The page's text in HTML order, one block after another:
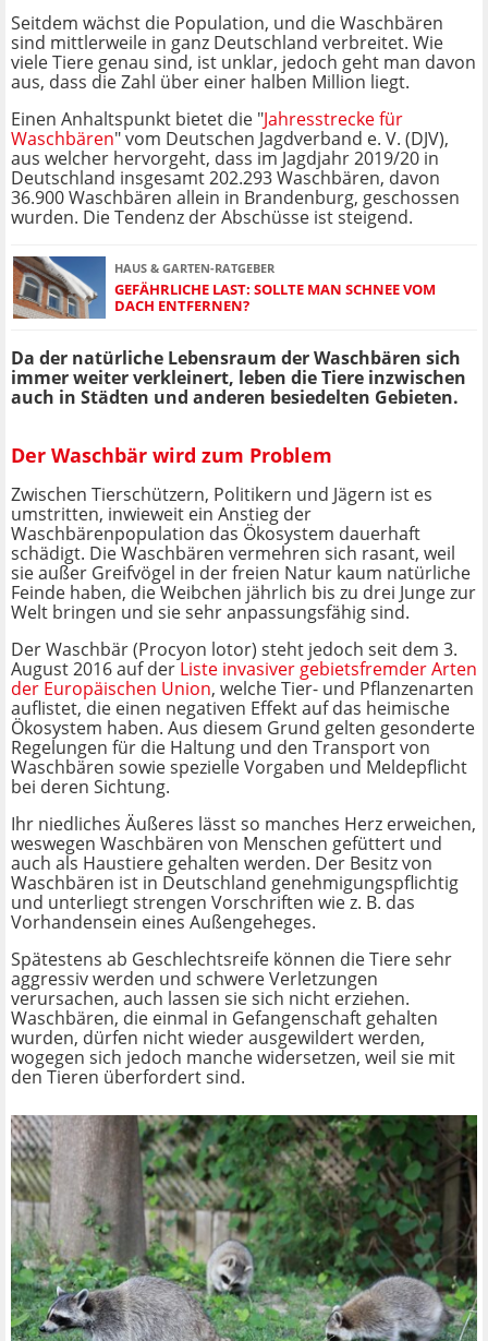
Seitdem wächst die Population, und die Waschbären
sind mittlerweile in ganz Deutschland verbreitet. Wie
viele Tiere genau sind, ist unklar, jedoch geht man davon
aus, dass die Zahl über einer halben Million liegt.
Einen Anhaltspunkt bietet die "Jahresstrecke für
Waschbären" vom Deutschen Jagdverband e. V. (DJV),
aus welcher hervorgeht, dass im Jagdjahr 2019/20 in
Deutschland insgesamt 202.293 Waschbären, davon
36.900 Waschbären allein in Brandenburg, geschossen
wurden. Die Tendenz der Abschüsse ist steigend.
HAUS & GARTEN-RATGEBER
GEFÄHRLICHE LAST: SOLLTE MAN SCHNEE VOM
DACH ENTFERNEN?
Da der natürliche Lebensraum der Waschbären sich
immer weiter verkleinert, leben die Tiere inzwischen
auch in Städten und anderen besiedelten Gebieten.
Der Waschbär wird zum Problem
Zwischen Tierschützern, Politikern und Jägern ist es
umstritten, inwieweit ein Anstieg der
Waschbärenpopulation das Ökosystem dauerhaft
schädigt. Die Waschbären vermehren sich rasant, weil
sie außer Greifvögel in der freien Natur kaum natürliche
Feinde haben, die Weibchen jährlich bis zu drei Junge zur
Welt bringen und sie sehr anpassungsfähig sind.
Der Waschbär (Procyon lotor) steht jedoch seit dem 3.
August 2016 auf der Liste invasiver gebietsfremder Arten
der Europäischen Union, welche Tier- und Pflanzenarten
auflistet, die einen negativen Effekt auf das heimische
Ökosystem haben. Aus diesem Grund gelten gesonderte
Regelungen für die Haltung und den Transport von
Waschbären sowie spezielle Vorgaben und Meldepflicht
bei deren Sichtung.
Ihr niedliches Äußeres lässt so manches Herz erweichen,
weswegen Waschbären von Menschen gefüttert und
auch als Haustiere gehalten werden. Der Besitz von
Waschbären ist in Deutschland genehmigungspflichtig
und unterliegt strengen Vorschriften wie z. B. das
Vorhandensein eines Außengeheges.
Spätestens ab Geschlechtsreife können die Tiere sehr
aggressiv werden und schwere Verletzungen
verursachen, auch lassen sie sich nicht erziehen.
Waschbären, die einmal in Gefangenschaft gehalten
wurden, dürfen nicht wieder ausgewildert werden,
wogegen sich jedoch manche widersetzen, weil sie mit
den Tieren überfordert sind.